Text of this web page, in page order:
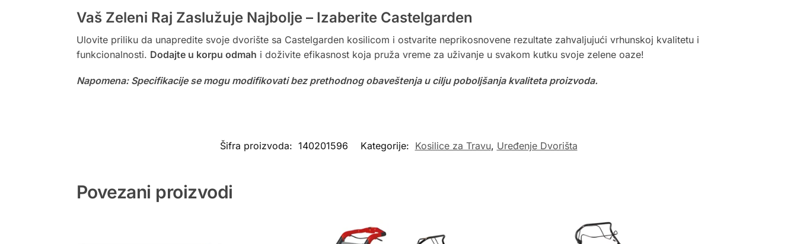
Vaš Zeleni Raj Zaslužuje Najbolje – Izaberite Castelgarden
Ulovite priliku da unapredite svoje dvorište sa Castelgarden kosilicom i ostvarite neprikosnovene rezultate zahvaljujući vrhunskoj kvalitetu i
funkcionalnosti. Dodajte u korpu odmah i doživite efikasnost koja pruža vreme za uživanje u svakom kutku svoje zelene oaze!
Napomena: Specifikacije se mogu modifikovati bez prethodnog obaveštenja u cilju poboljšanja kvaliteta proizvoda.
Šifra proizvoda: 140201596 Kategorije: Kosilice za Travu, Uređenje Dvorišta
Povezani proizvodi